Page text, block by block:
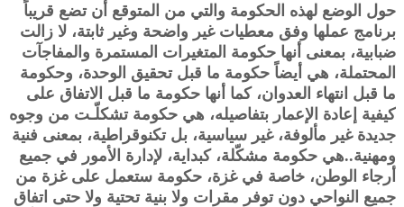
حول الوضع لهذه الحكومة والتي من المتوقع أن تضع قريباً
برنامج عملها وفق معطيات غير واضحة وغير ثابتة، لا زالت
ضبابية، بمعنى أنها حكومة المتغيرات المستمرة والمفاجآت
المحتملة، هي أيضاً حكومة ما قبل تحقيق الوحدة، وحكومة
ما قبل انتهاء العدوان، كما أنها حكومة ما قبل الاتفاق على
كيفية إعادة الإعمار بتفاصيله، هي حكومة تشكلّـت من وجوه
جديدة غير مألوفة، غير سياسية، بل تكنوقراطية، بمعنى فنية
ومهنية..هي حكومة مشكّلة، كبداية، لإدارة الأمور في جميع
أرجاء الوطن، خاصة في غزة، حكومة ستعمل على غزة من
جميع النواحي دون توفر مقرات ولا بنية تحتية ولا حتى اتفاق